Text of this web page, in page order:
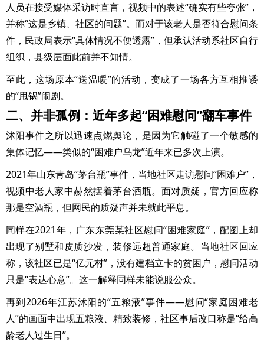
人员在接受媒体采访时直言，视频中的表述“确实有些夸张”，
并称“这是乡镇、社区的问题”。而对于该老人是否符合慰问条
件，民政局表示“具体情况不便透露”，但承认活动系社区自行
组织，县级层面此前并不知情。
至此，这场原本“送温暖”的活动，变成了一场各方互相推诿
的“甩锅”闹剧。
二、并非孤例：近年多起“困难慰问”翻车事件
沭阳事件之所以迅速点燃舆论，是因为它触碰了一个敏感的
集体记忆——类似的“困难户乌龙”近年来已多次上演。
2021年山东青岛“茅台瓶”事件，当地社区走访慰问“困难户”，
视频中老人家中赫然摆着茅台酒瓶。面对质疑，官方回应称
那是空酒瓶，但网民的质疑声并未就此平息。
同样在2021年，广东东莞某社区慰问“困难家庭”，配图上却
出现了别墅和皮质沙发，装修远超普通家庭。当地社区回应
称，该社区已是“亿元村”，没有建档立卡的贫困户，慰问活动
只是“表达心意”。这一解释同样未能说服公众。
再到2026年江苏沭阳的“五粮液”事件——慰问“家庭困难老
人”的画面中出现五粮液、精致装修，社区事后改口称是“给高
龄老人过生日”。